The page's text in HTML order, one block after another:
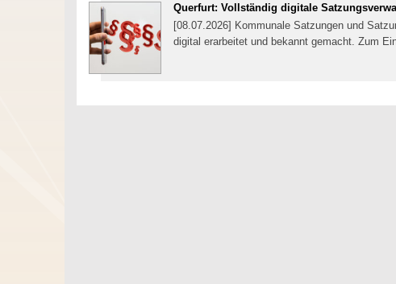
Querfurt: Vollständig digitale
[08.07.2026] Kommunale Satzungen und
digital erarbeitet und bekannt gemacht. Zum